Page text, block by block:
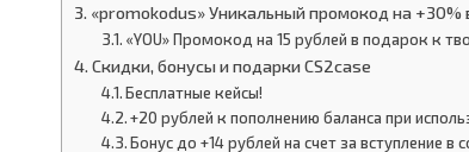
«promokodus» Уникальный промокод на +30%
«YOU» Промокод на 15 рублей в подарок к
Скидки, бонусы и подарки CS2case
Бесплатные кейсы!
+20 рублей к пополнению баланса при
Бонус до +14 рублей на счет за вступление в